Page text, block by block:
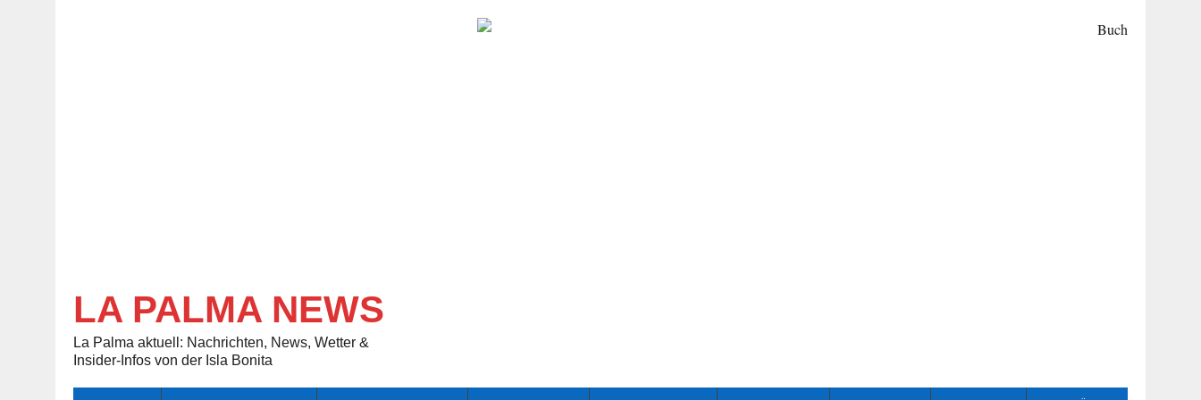
LA PALMA NEWS
La Palma aktuell: Nachrichten, News, Wetter &
Insider-Infos von der Isla Bonita